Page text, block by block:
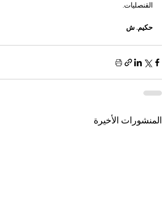
القنصليات.
حكيم. ش
المنشورات الأخيرة